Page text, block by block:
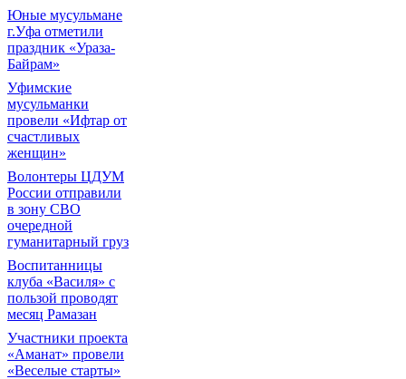
Юные мусульмане
г.Уфа отметили
праздник «Ураза-
Байрам»
Уфимские
мусульманки
провели «Ифтар от
счастливых
женщин»
Волонтеры ЦДУМ
России отправили
в зону СВО
очередной
гуманитарный груз
Воспитанницы
клуба «Василя» с
пользой проводят
месяц Рамазан
Участники проекта
«Аманат» провели
«Веселые старты»